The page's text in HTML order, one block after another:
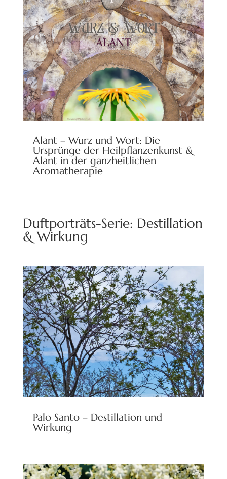
Alant – Wurz und Wort: Die
Ursprünge der Heilpflanzenkunst &
Alant in der ganzheitlichen
Aromatherapie
Duftporträts-Serie: Destillation
& Wirkung
Palo Santo – Destillation und
Wirkung